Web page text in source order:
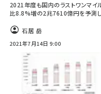
2021年度も国内のラストワンマイ
比8.8%増の2兆7610億円を予測
石居 岳
2021年7月14日 9:00